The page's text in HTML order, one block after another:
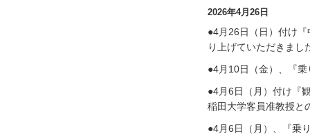
2026年4月26日
●4月26日（日）付け
り上げていただきまし
●4月10日（金）、『
●4月6日（月）付け『
稲田大学客員准教授と
●4月6日（月）、『乗